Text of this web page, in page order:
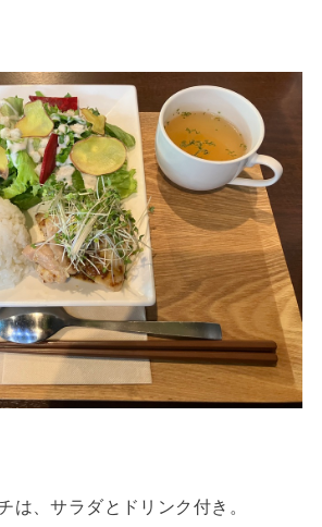
は、サラダとドリンク付き。